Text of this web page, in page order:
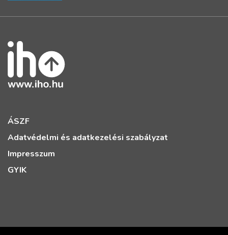
ÁSZF
Adatvédelmi és adatkezelési szabályzat
Impresszum
GYIK